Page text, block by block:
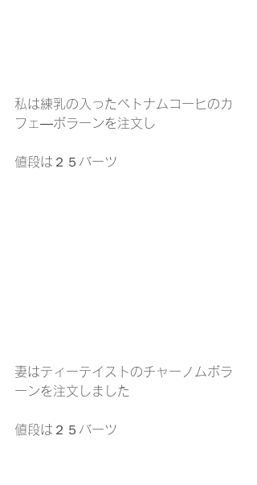
私は練乳の入ったベトナムコーヒのカ
フェ―ボラーンを注文し
値段は２５バーツ
妻はティーテイストのチャーノムボラ
ーンを注文しました
値段は２５バーツ